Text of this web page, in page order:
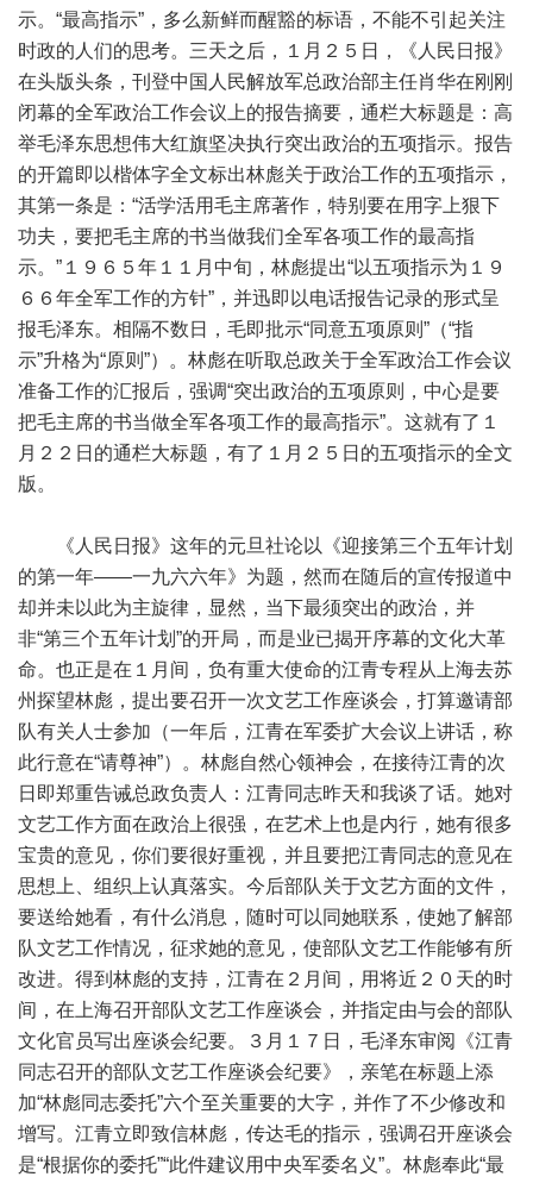
示。“最高指示”，多么新鲜而醒豁的标语，不能不引起关注
时政的人们的思考。三天之后，１月２５日，《人民日报》
在头版头条，刊登中国人民解放军总政治部主任肖华在刚刚
闭幕的全军政治工作会议上的报告摘要，通栏大标题是：高
举毛泽东思想伟大红旗坚决执行突出政治的五项指示。报告
的开篇即以楷体字全文标出林彪关于政治工作的五项指示，
其第一条是：“活学活用毛主席著作，特别要在用字上狠下
功夫，要把毛主席的书当做我们全军各项工作的最高指
示。”１９６５年１１月中旬，林彪提出“以五项指示为１９
６６年全军工作的方针”，并迅即以电话报告记录的形式呈
报毛泽东。相隔不数日，毛即批示“同意五项原则”（“指
示”升格为“原则”）。林彪在听取总政关于全军政治工作会议
准备工作的汇报后，强调“突出政治的五项原则，中心是要
把毛主席的书当做全军各项工作的最高指示”。这就有了１
月２２日的通栏大标题，有了１月２５日的五项指示的全文
版。
《人民日报》这年的元旦社论以《迎接第三个五年计划
的第一年——一九六六年》为题，然而在随后的宣传报道中
却并未以此为主旋律，显然，当下最须突出的政治，并
非“第三个五年计划”的开局，而是业已揭开序幕的文化大革
命。也正是在１月间，负有重大使命的江青专程从上海去苏
州探望林彪，提出要召开一次文艺工作座谈会，打算邀请部
队有关人士参加（一年后，江青在军委扩大会议上讲话，称
此行意在“请尊神”）。林彪自然心领神会，在接待江青的次
日即郑重告诫总政负责人：江青同志昨天和我谈了话。她对
文艺工作方面在政治上很强，在艺术上也是内行，她有很多
宝贵的意见，你们要很好重视，并且要把江青同志的意见在
思想上、组织上认真落实。今后部队关于文艺方面的文件，
要送给她看，有什么消息，随时可以同她联系，使她了解部
队文艺工作情况，征求她的意见，使部队文艺工作能够有所
改进。得到林彪的支持，江青在２月间，用将近２０天的时
间，在上海召开部队文艺工作座谈会，并指定由与会的部队
文化官员写出座谈会纪要。３月１７日，毛泽东审阅《江青
同志召开的部队文艺工作座谈会纪要》，亲笔在标题上添
加“林彪同志委托”六个至关重要的大字，并作了不少修改和
增写。江青立即致信林彪，传达毛的指示，强调召开座谈会
是“根据你的委托”“此件建议用中央军委名义”。林彪奉此“最